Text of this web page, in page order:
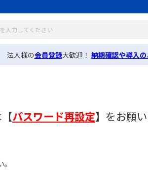
法人様の会員登録大歓迎！ 納期確認や導入
【パスワード再設定】 をお願